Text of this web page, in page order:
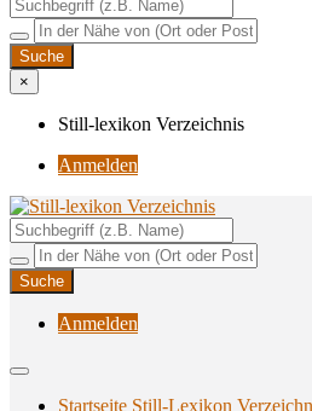
×
Still-lexikon Verzeichnis
Anmelden
Still-lexikon Verzeichnis
Unterstützungsangebote rund ums Stillen
Anmelden
Startseite Still-Lexikon